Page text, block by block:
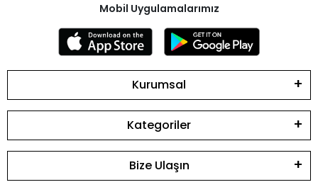
Mobil Uygulamalarımız
Kurumsal
Kategoriler
Bize Ulaşın